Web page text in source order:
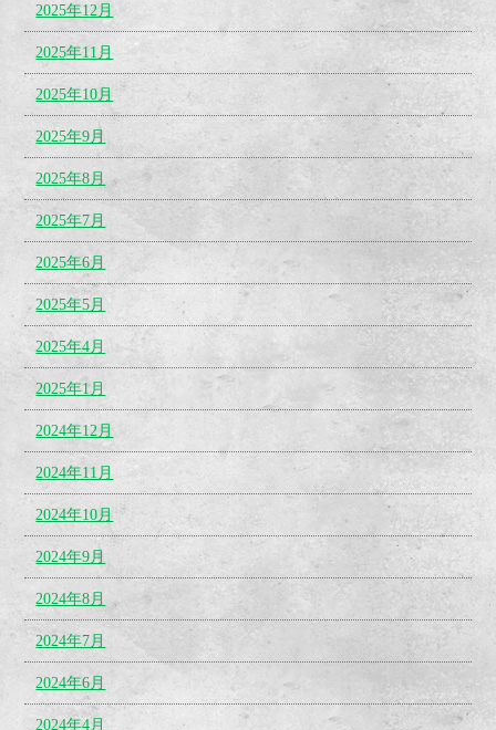
2025年12月
2025年11月
2025年10月
2025年9月
2025年8月
2025年7月
2025年6月
2025年5月
2025年4月
2025年1月
2024年12月
2024年11月
2024年10月
2024年9月
2024年8月
2024年7月
2024年6月
2024年4月